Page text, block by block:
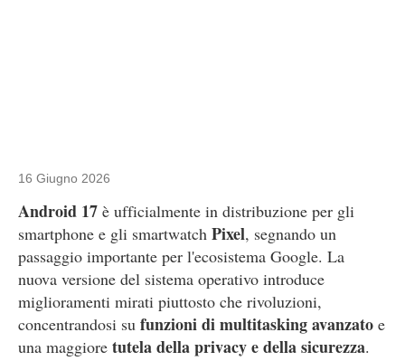
16 Giugno 2026
Android 17 è ufficialmente in distribuzione per gli
smartphone e gli smartwatch Pixel, segnando un
passaggio importante per l'ecosistema Google. La
nuova versione del sistema operativo introduce
miglioramenti mirati piuttosto che rivoluzioni,
concentrandosi su funzioni di multitasking avanzato e
una maggiore tutela della privacy e della sicurezza.